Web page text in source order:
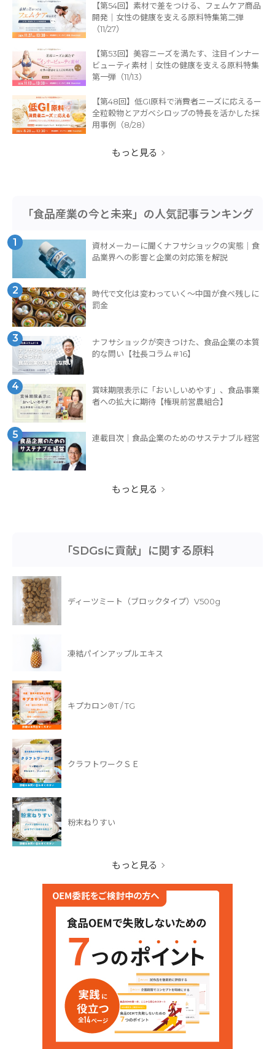
【第54回】素材で差をつける、フェムケア商品
開発｜女性の健康を支える原料特集第二弾
（11/27）
【第53回】美容ニーズを満たす、注目インナー
ビューティ素材｜女性の健康を支える原料特集
第一弾（11/13）
【第48回】低GI原料で消費者ニーズに応えるー
全粒穀物とアガベシロップの特長を活かした採
用事例（8/28）
もっと見る
「食品産業の今と未来」の人気記事ランキング
1
資材メーカーに聞くナフサショックの実態｜食
品業界への影響と企業の対応策を解説
2
時代で文化は変わっていく～中国が食べ残しに
罰金
3
ナフサショックが突きつけた、食品企業の本質
的な問い【社長コラム＃16】
4
賞味期限表示に「おいしいめやす」、食品事業
者への拡大に期待【権現前営農組合】
5 連載目次｜食品企業のためのサステナブル経営
もっと見る
「SDGsに貢献」に関する原料
ディーツミート（ブロックタイプ）V500g
凍結パインアップルエキス
キプカロン®T / TG
クラフトワークＳＥ
粉末ねりすい
もっと見る